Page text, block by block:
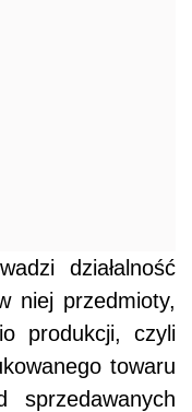
działalność
niej przedmioty,
produkcji, czyli
towaru